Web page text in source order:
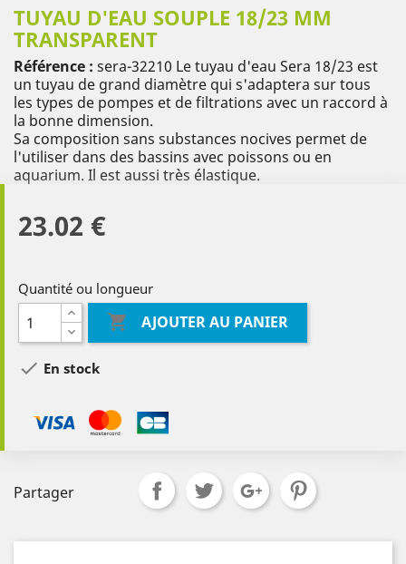
TUYAU D'EAU SOUPLE 18/23 MM
TRANSPARENT
Référence : sera-32210 Le tuyau d'eau Sera 18/23 est
un tuyau de grand diamètre qui s'adaptera sur tous
les types de pompes et de filtrations avec un raccord à
la bonne dimension.
Sa composition sans substances nocives permet de
l'utiliser dans des bassins avec poissons ou en
aquarium. Il est aussi très élastique.
23.02 €
Quantité ou longueur
 AJOUTER AU PANIER
 En stock
Partager